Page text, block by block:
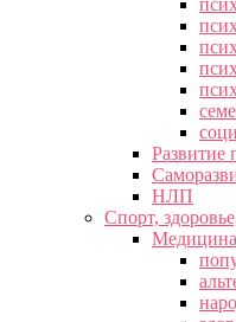
Развитие
НЛП
Спорт,
Медицина